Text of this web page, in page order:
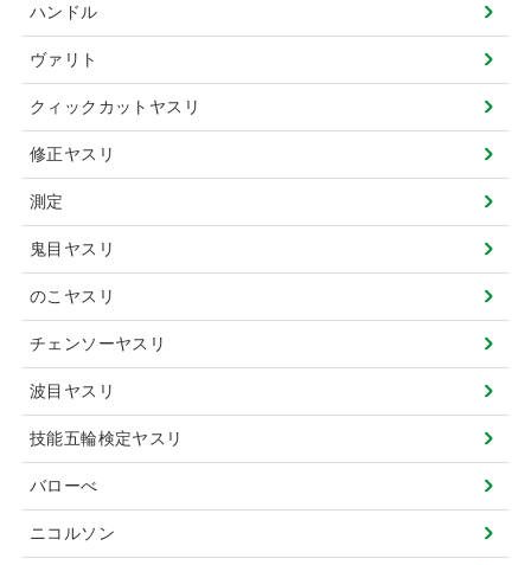
ハンドル
ヴァリト
クィックカットヤスリ
修正ヤスリ
測定
鬼目ヤスリ
のこヤスリ
チェンソーヤスリ
波目ヤスリ
技能五輪検定ヤスリ
バローべ
ニコルソン